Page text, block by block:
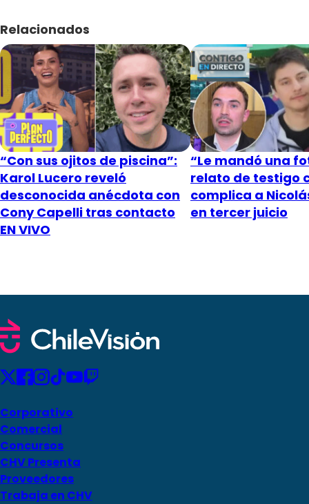
Relacionados
“Con sus ojitos de piscina”:
Karol Lucero reveló
desconocida anécdota con
Cony Capelli tras contacto
EN VIVO
“Le mandó una
relato de testigo
complica a
en tercer juicio
Corporativo
Comercial
Concursos
CHV Presenta
Proveedores
Trabaja en CHV